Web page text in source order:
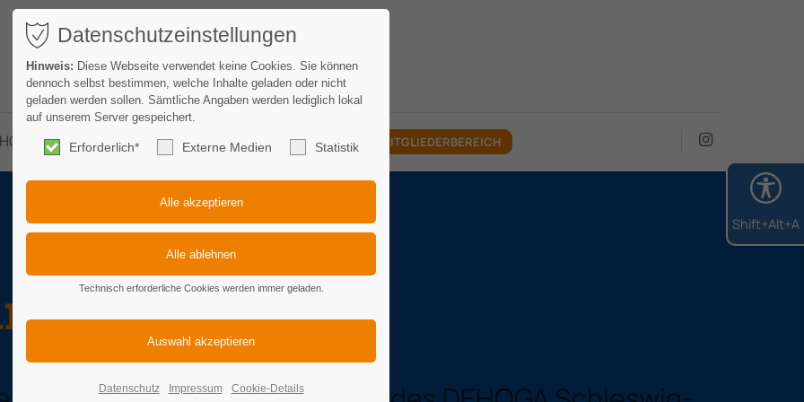
HOTELLERIE GASTRONOMIE KONTAKT MITGLIEDERBEREICH
& Satzung
Shift+Alt+A
Datenschutzeinstellungen
Hinweis: Diese Webseite verwendet keine Cookies. Sie können
dennoch selbst bestimmen, welche Inhalte geladen oder nicht
geladen werden sollen. Sämtliche Angaben werden lediglich lokal
auf unserem Server gespeichert.
Erforderlich* Externe Medien Statistik
Technisch erforderliche Cookies werden immer geladen.
Datenschutz Impressum Cookie-Details